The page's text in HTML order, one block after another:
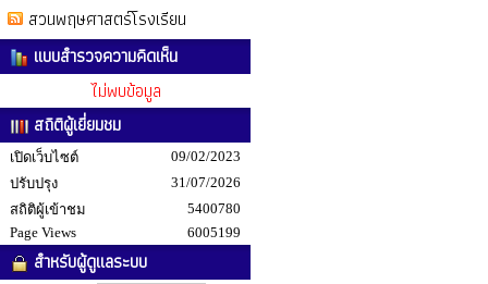
สวนพฤษศาสตร์โรงเรียน
แบบสำรวจความคิดเห็น
ไม่พบข้อมูล
สถิติผู้เยี่ยมชม
เปิดเว็บไซต์
09/02/2023
ปรับปรุง
31/07/2026
สถิติผู้เข้าชม
5400780
Page Views
6005199
สำหรับผู้ดูแลระบบ